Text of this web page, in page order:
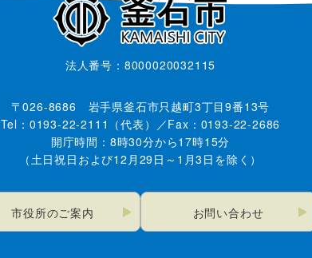
法人番号：8000020032115
〒026-8686 岩手県釜石市只越町3丁目9番13号
Tel：0193-22-2111（代表）／Fax：0193-22-2686
開庁時間：8時30分から17時15分
（土日祝日および12月29日～1月3日を除く）
市役所のご案内 お問い合わせ